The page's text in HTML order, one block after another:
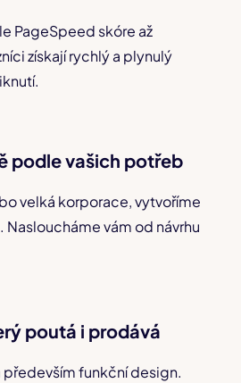
PageSpeed skóre až
získají rychlý a plynulý
podle vašich potřeb
velká korporace, vytvoříme
Nasloucháme vám od návrhu
poutá i prodává
především funkční design.